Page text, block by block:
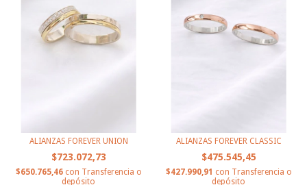
ALIANZAS FOREVER UNION
$723.072,73
$650.765,46 con Transferencia o
depósito
ALIANZAS FOREVER CLASSIC
$475.545,45
$427.990,91 con Transferencia o
depósito